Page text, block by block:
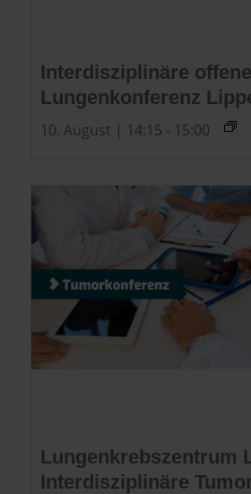
Interdisziplinäre offene
Lungenkonferenz
10. August | 14:15 - 15:00
Lungenkrebszentrum
Interdisziplinäre